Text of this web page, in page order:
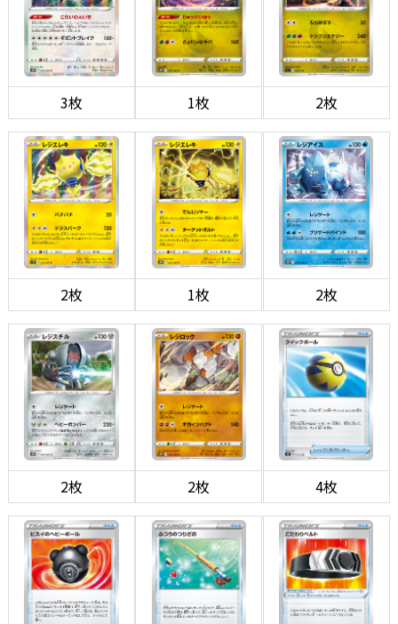
3枚 1枚 2枚
2枚 1枚 2枚
2枚 2枚 4枚